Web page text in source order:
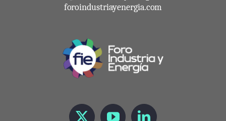
foroindustriayenergia.com